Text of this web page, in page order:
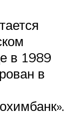
в 1989
в